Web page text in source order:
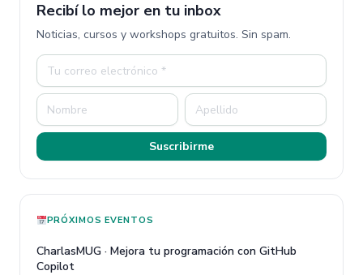
Recibí lo mejor en tu inbox
Noticias, cursos y workshops gratuitos. Sin spam.
Suscribirme
PRÓXIMOS EVENTOS
CharlasMUG · Mejora tu programación con GitHub
Copilot